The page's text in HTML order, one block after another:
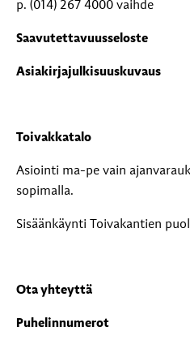
p. (014) 267 4000 vaihde
Saavutettavuusseloste
Asiakirjajulkisuuskuvaus
Toivakkatalo
Asiointi ma-pe vain
sopimalla.
Sisäänkäynti Toivakantien
Ota yhteyttä
Puhelinnumerot